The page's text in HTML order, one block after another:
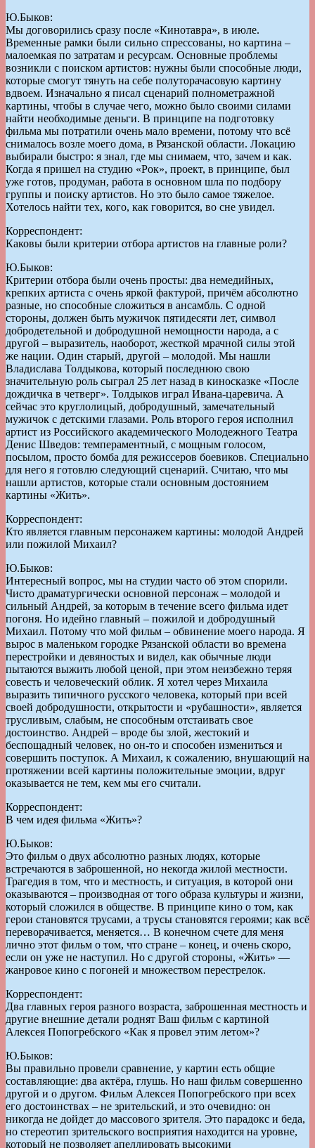
Ю.Быков:
Мы договорились сразу после «Кинотавра», в июле.
Временные рамки были сильно спрессованы, но картина –
малоемкая по затратам и ресурсам. Основные проблемы
возникли с поиском артистов: нужны были способные люди,
которые смогут тянуть на себе полуторачасовую картину
вдвоем. Изначально я писал сценарий полнометражной
картины, чтобы в случае чего, можно было своими силами
найти необходимые деньги. В принципе на подготовку
фильма мы потратили очень мало времени, потому что всё
снималось возле моего дома, в Рязанской области. Локацию
выбирали быстро: я знал, где мы снимаем, что, зачем и как.
Когда я пришел на студию «Рок», проект, в принципе, был
уже готов, продуман, работа в основном шла по подбору
группы и поиску артистов. Но это было самое тяжелое.
Хотелось найти тех, кого, как говорится, во сне увидел.
Корреспондент:
Каковы были критерии отбора артистов на главные роли?
Ю.Быков:
Критерии отбора были очень просты: два немедийных,
крепких артиста с очень яркой фактурой, причём абсолютно
разные, но способные сложиться в ансамбль. С одной
стороны, должен быть мужичок пятидесяти лет, символ
добродетельной и добродушной немощности народа, а с
другой – выразитель, наоборот, жесткой мрачной силы этой
же нации. Один старый, другой – молодой. Мы нашли
Владислава Толдыкова, который последнюю свою
значительную роль сыграл 25 лет назад в киносказке «После
дождичка в четверг». Толдыков играл Ивана-царевича. А
сейчас это круглолицый, добродушный, замечательный
мужичок с детскими глазами. Роль второго героя исполнил
артист из Российского академического Молодежного Театра
Денис Шведов: темпераментный, с мощным голосом,
посылом, просто бомба для режиссеров боевиков. Специально
для него я готовлю следующий сценарий. Считаю, что мы
нашли артистов, которые стали основным достоянием
картины «Жить».
Корреспондент:
Кто является главным персонажем картины: молодой Андрей
или пожилой Михаил?
Ю.Быков:
Интересный вопрос, мы на студии часто об этом спорили.
Чисто драматургически основной персонаж – молодой и
сильный Андрей, за которым в течение всего фильма идет
погоня. Но идейно главный – пожилой и добродушный
Михаил. Потому что мой фильм – обвинение моего народа. Я
вырос в маленьком городке Рязанской области во времена
перестройки и девяностых и видел, как обычные люди
пытаются выжить любой ценой, при этом неизбежно теряя
совесть и человеческий облик. Я хотел через Михаила
выразить типичного русского человека, который при всей
своей добродушности, открытости и «рубашности», является
трусливым, слабым, не способным отстаивать свое
достоинство. Андрей – вроде бы злой, жестокий и
беспощадный человек, но он-то и способен измениться и
совершить поступок. А Михаил, к сожалению, внушающий на
протяжении всей картины положительные эмоции, вдруг
оказывается не тем, кем мы его считали.
Корреспондент:
В чем идея фильма «Жить»?
Ю.Быков:
Это фильм о двух абсолютно разных людях, которые
встречаются в заброшенной, но некогда жилой местности.
Трагедия в том, что и местность, и ситуация, в которой они
оказываются – производная от того образа культуры и жизни,
который сложился в обществе. В принципе кино о том, как
герои становятся трусами, а трусы становятся героями; как всё
переворачивается, меняется… В конечном счете для меня
лично этот фильм о том, что стране – конец, и очень скоро,
если он уже не наступил. Но с другой стороны, «Жить» —
жанровое кино с погоней и множеством перестрелок.
Корреспондент:
Два главных героя разного возраста, заброшенная местность и
другие внешние детали роднят Ваш фильм с картиной
Алексея Попогребского «Как я провел этим летом»?
Ю.Быков:
Вы правильно провели сравнение, у картин есть общие
составляющие: два актёра, глушь. Но наш фильм совершенно
другой и о другом. Фильм Алексея Попогребского при всех
его достоинствах – не зрительский, и это очевидно: он
никогда не дойдет до массового зрителя. Это парадокс и беда,
но стереотип зрительского восприятия находится на уровне,
который не позволяет апеллировать высокими